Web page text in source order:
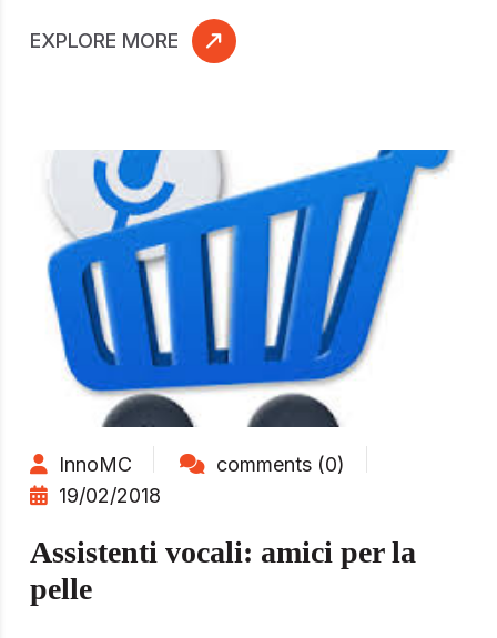
EXPLORE MORE
InnoMC
comments (0)
19/02/2018
Assistenti vocali: amici per la
pelle